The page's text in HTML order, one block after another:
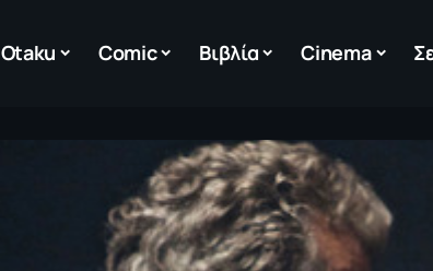
Otaku Comic Βιβλία Cinema